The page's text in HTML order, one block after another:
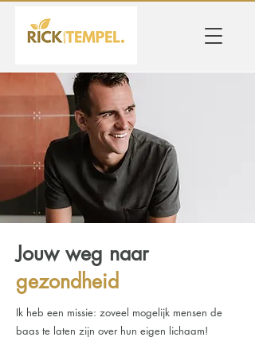
Jouw weg naar
gezondheid
Ik heb een missie: zoveel mogelijk mensen de
baas te laten zijn over hun eigen lichaam!